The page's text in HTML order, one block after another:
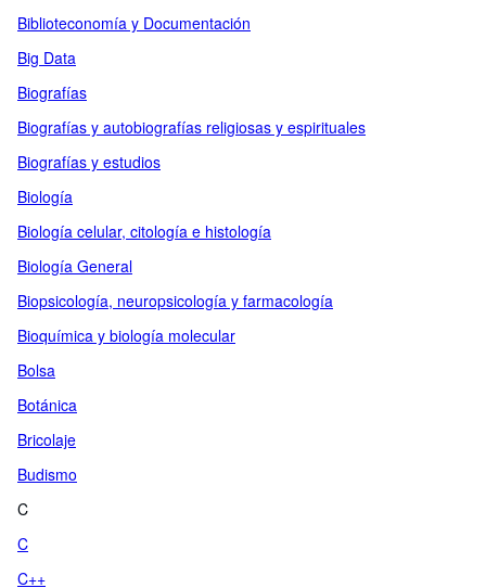
Biblioteconomía y Documentación
Big Data
Biografías
Biografías y autobiografías religiosas y espirituales
Biografías y estudios
Biología
Biología celular, citología e histología
Biología General
Biopsicología, neuropsicología y farmacología
Bioquímica y biología molecular
Bolsa
Botánica
Bricolaje
Budismo
C
C
C++